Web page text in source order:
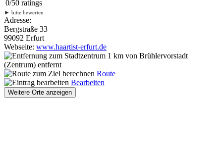
0/50 ratings
► bitte bewerten
Adresse:
Bergstraße 33
99092 Erfurt
Webseite: www.haartist-erfurt.de
1 km von Brühlervorstadt
(Zentrum) entfernt
Route
Bearbeiten
Weitere Orte anzeigen